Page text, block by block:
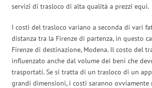
servizi di trasloco di alta qualità a prezzi equi.
I costi del trasloco variano a seconda di vari
distanza tra la Firenze di partenza, in questo
Firenze di destinazione, Modena. Il costo del
influenzato anche dal volume dei beni che
trasportati. Se si tratta di un trasloco di un
grandi dimensioni, i costi saranno ovviamente